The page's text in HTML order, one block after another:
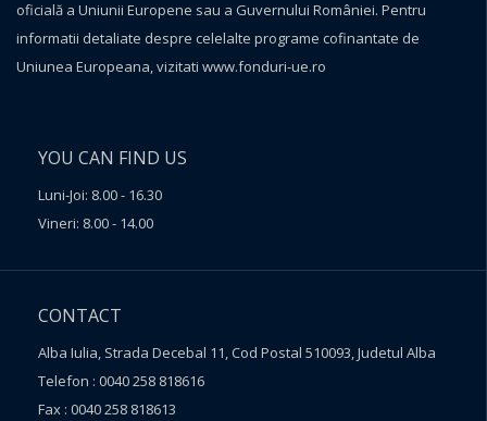
oficială a Uniunii Europene sau a Guvernului României. Pentru
informatii detaliate despre celelalte programe cofinantate de
Uniunea Europeana, vizitati www.fonduri-ue.ro
YOU CAN FIND US
Luni-Joi: 8.00 - 16.30
Vineri: 8.00 - 14.00
CONTACT
Alba Iulia, Strada Decebal 11, Cod Postal 510093, Judetul Alba
Telefon : 0040 258 818616
Fax : 0040 258 818613